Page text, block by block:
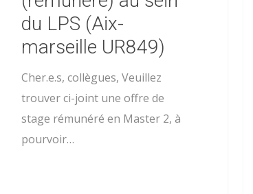
du LPS (Aix-
marseille UR849)
Cher.e.s, collègues, Veuillez
trouver ci-joint une offre de
stage rémunéré en Master 2, à
pourvoir…